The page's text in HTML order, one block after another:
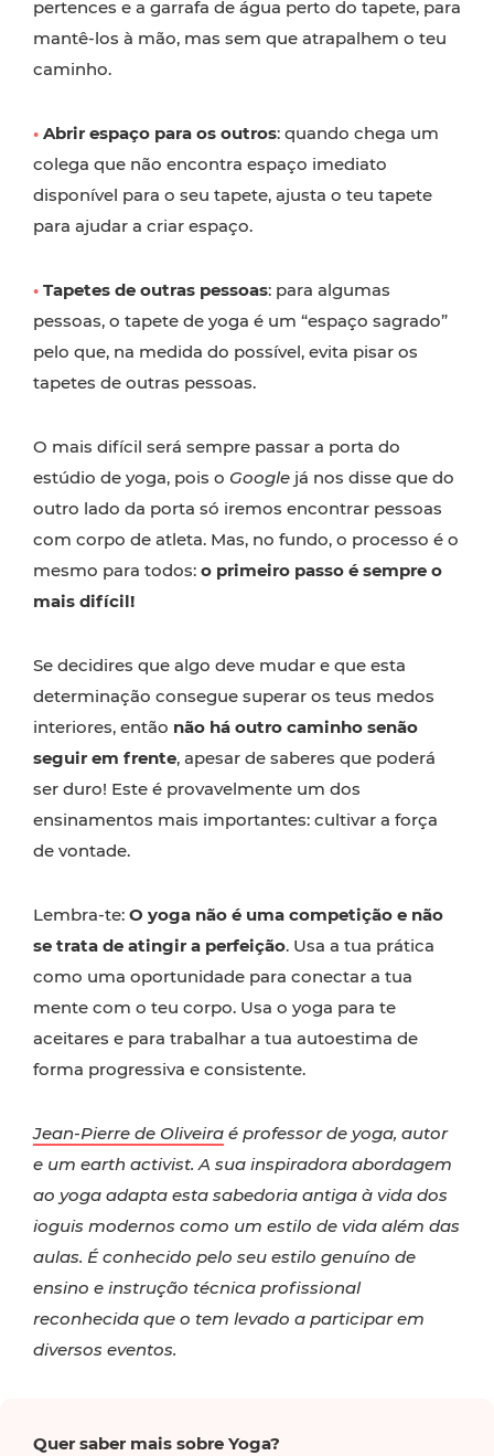
pertences e a garrafa de água perto do tapete, para
mantê-los à mão, mas sem que atrapalhem o teu
caminho.
• Abrir espaço para os outros: quando chega um
colega que não encontra espaço imediato
disponível para o seu tapete, ajusta o teu tapete
para ajudar a criar espaço.
• Tapetes de outras pessoas: para algumas
pessoas, o tapete de yoga é um “espaço sagrado”
pelo que, na medida do possível, evita pisar os
tapetes de outras pessoas.
O mais difícil será sempre passar a porta do
estúdio de yoga, pois o Google já nos disse que do
outro lado da porta só iremos encontrar pessoas
com corpo de atleta. Mas, no fundo, o processo é o
mesmo para todos: o primeiro passo é sempre o
mais difícil!
Se decidires que algo deve mudar e que esta
determinação consegue superar os teus medos
interiores, então não há outro caminho senão
seguir em frente, apesar de saberes que poderá
ser duro! Este é provavelmente um dos
ensinamentos mais importantes: cultivar a força
de vontade.
Lembra-te: O yoga não é uma competição e não
se trata de atingir a perfeição. Usa a tua prática
como uma oportunidade para conectar a tua
mente com o teu corpo. Usa o yoga para te
aceitares e para trabalhar a tua autoestima de
forma progressiva e consistente.
Jean-Pierre de Oliveira é professor de yoga, autor
e um earth activist. A sua inspiradora abordagem
ao yoga adapta esta sabedoria antiga à vida dos
ioguis modernos como um estilo de vida além das
aulas. É conhecido pelo seu estilo genuíno de
ensino e instrução técnica profissional
reconhecida que o tem levado a participar em
diversos eventos.
Quer saber mais sobre Yoga?